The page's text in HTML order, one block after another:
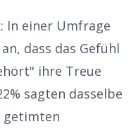
In einer Umfrage
dass das Gefühl
ihre Treue
sagten dasselbe
getimten